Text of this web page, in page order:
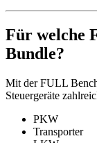
Für welche
Bundle?
Mit der FULL
Steuergeräte
PKW
Transporter